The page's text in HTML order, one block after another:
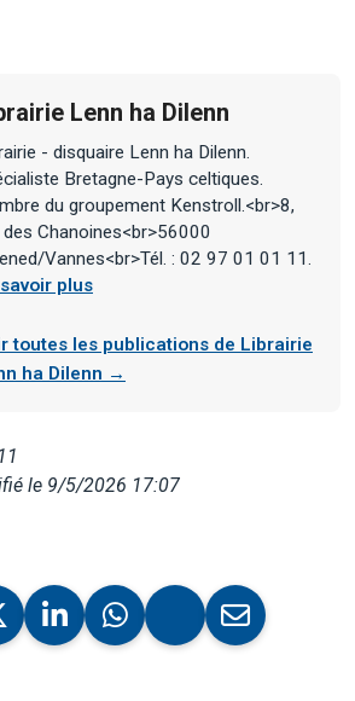
Lenn ha Dilenn
- disquaire Lenn ha Dilenn.
Bretagne-Pays celtiques.
du groupement Kenstroll.<br>8,
des Chanoines<br>56000
Vannes<br>Tél. : 02 97 01 01 11.
plus
toutes les publications de Librairie
ha Dilenn →
le 9/5/2026 17:07